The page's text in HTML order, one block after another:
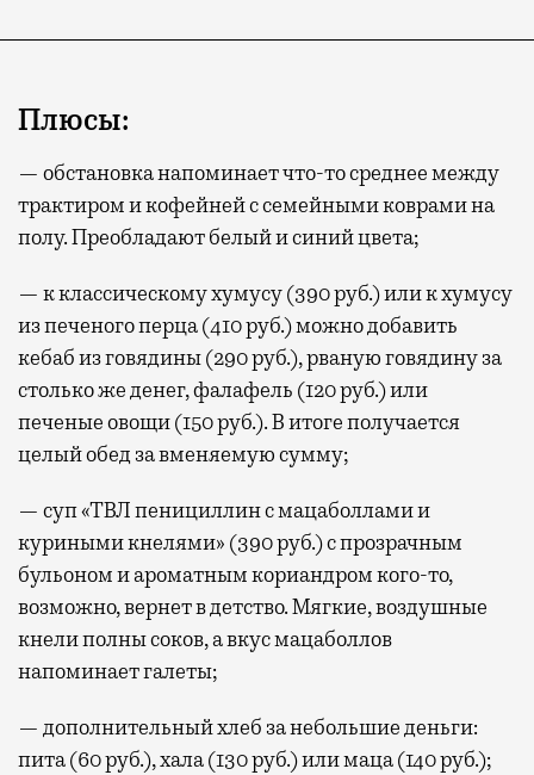
Плюсы:
— обстановка напоминает что-то среднее между
трактиром и кофейней с семейными коврами на
полу. Преобладают белый и синий цвета;
— к классическому хумусу (390 руб.) или к хумусу
из печеного перца (410 руб.) можно добавить
кебаб из говядины (290 руб.), рваную говядину за
столько же денег, фалафель (120 руб.) или
печеные овощи (150 руб.). В итоге получается
целый обед за вменяемую сумму;
— суп «ТВЛ пенициллин с мацаболлами и
куриными кнелями» (390 руб.) с прозрачным
бульоном и ароматным кориандром кого-то,
возможно, вернет в детство. Мягкие, воздушные
кнели полны соков, а вкус мацаболлов
напоминает галеты;
— дополнительный хлеб за небольшие деньги:
пита (60 руб.), хала (130 руб.) или маца (140 руб.);